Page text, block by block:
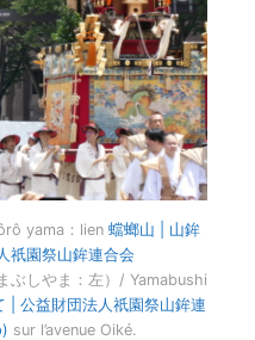
yama：lien 蟷螂山 | 山鉾
祇園祭山鉾連合会
ぶしやま：左）/ Yamabushi
| 公益財団法人祇園祭山鉾連
sur l’avenue Oiké.